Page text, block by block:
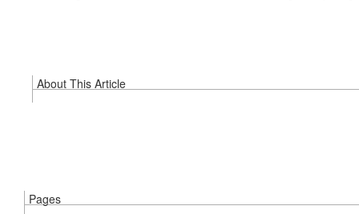
About This Article
Pages